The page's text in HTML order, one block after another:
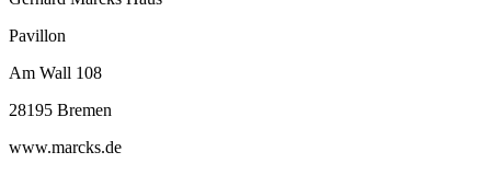
Pavillon
Am Wall 108
28195 Bremen
www.marcks.de